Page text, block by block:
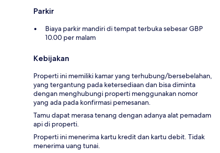
Parkir
Biaya parkir mandiri di tempat terbuka sebesar GBP
10.00 per malam
Kebijakan
Properti ini memiliki kamar yang terhubung/bersebelahan,
yang tergantung pada ketersediaan dan bisa diminta
dengan menghubungi properti menggunakan nomor
yang ada pada konfirmasi pemesanan.
Tamu dapat merasa tenang dengan adanya alat pemadam
api di properti.
Properti ini menerima kartu kredit dan kartu debit. Tidak
menerima uang tunai.